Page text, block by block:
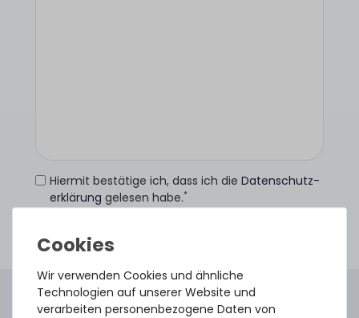
Hiermit bestätige ich, dass ich die Daten­schutz­
erklärung gelesen habe.*
4.96 /5.00aus8.500Bewertungen
Wir verwenden Cookies und ähnliche
Technologien auf unserer Website und
verarbeiten personenbezogene Daten von